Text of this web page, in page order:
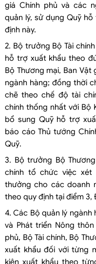
giá Chính phủ và các
quản lý, sử dụng Quỹ
định này.
2. Bộ trưởng Bộ Tài
hỗ trợ xuất khẩu theo
Bộ Thương mại, Ban
ngành hàng; đồng thời
chẽ theo chế độ tài
chính thống nhất với Bộ
bổ sung Quỹ hỗ trợ
báo cáo Thủ tướng
Quỹ.
3. Bộ trưởng Bộ
chính tổ chức việc xét
thưởng cho các doanh
theo quy định tại điểm 3,
4. Các Bộ quản lý
và Phát triển Nông
phủ, Bộ Tài chính, Bộ
xuất khẩu đối với từng
kiện xuất khẩu theo